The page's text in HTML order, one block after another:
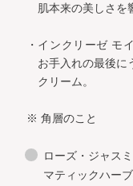
肌本来の美しさを
・インクリーゼ モ
お手入れの最後に
クリーム。
※ 角層のこと
ローズ・ジャス
マティックハーブ